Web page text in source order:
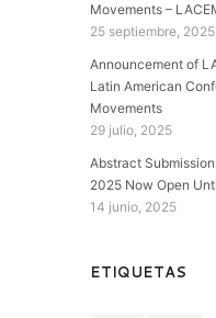
Movements –
25 septiembre, 2025
Announcement of
Latin American
Movements
29 julio, 2025
Abstract
2025 Now Open
14 junio, 2025
ETIQUETAS